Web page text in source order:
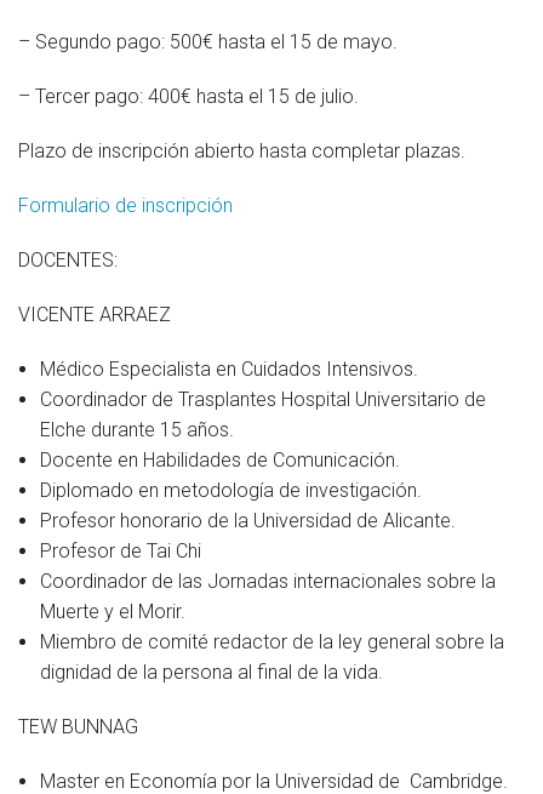
– Segundo pago: 500€ hasta el 15 de mayo.
– Tercer pago: 400€ hasta el 15 de julio.
Plazo de inscripción abierto hasta completar plazas.
Formulario de inscripción
DOCENTES:
VICENTE ARRAEZ
Médico Especialista en Cuidados Intensivos.
Coordinador de Trasplantes Hospital Universitario de
Elche durante 15 años.
Docente en Habilidades de Comunicación.
Diplomado en metodología de investigación.
Profesor honorario de la Universidad de Alicante.
Profesor de Tai Chi
Coordinador de las Jornadas internacionales sobre la
Muerte y el Morir.
Miembro de comité redactor de la ley general sobre la
dignidad de la persona al final de la vida.
TEW BUNNAG
Master en Economía por la Universidad de Cambridge.